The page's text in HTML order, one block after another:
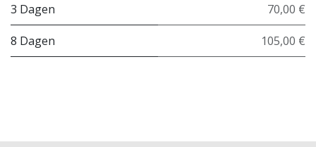
3 Dagen 70,00 €
8 Dagen 105,00 €